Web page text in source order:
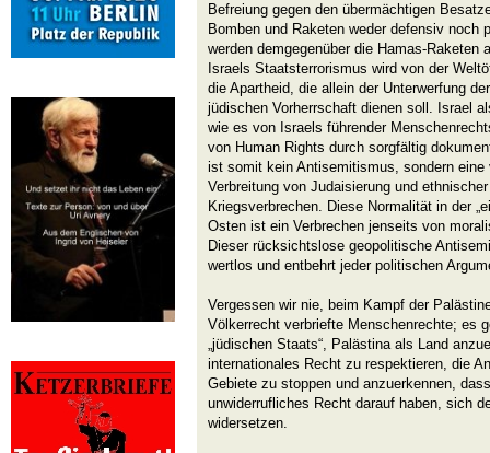
Befreiung gegen den übermächtigen
Bomben und Raketen weder defensiv noch
werden demgegenüber die Hamas-Raketen
Israels Staatsterrorismus wird von der
die Apartheid, die allein der Unterwerfung
jüdischen Vorherrschaft dienen soll. Israel
wie es von Israels führender
von Human Rights durch sorgfältig
ist somit kein Antisemitismus, sondern eine
Verbreitung von Judaisierung und
Kriegsverbrechen. Diese Normalität in der
Osten ist ein Verbrechen jenseits von
Dieser rücksichtslose geopolitische
wertlos und entbehrt jeder politischen
Vergessen wir nie, beim Kampf der
Völkerrecht verbriefte Menschenrechte; es
„jüdischen Staats“, Palästina als Land
internationales Recht zu respektieren, die
Gebiete zu stoppen und anzuerkennen,
unwiderrufliches Recht darauf haben, sich
widersetzen.